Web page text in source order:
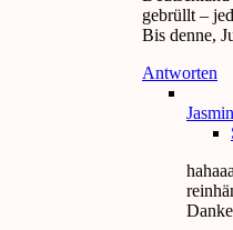
gebrüllt –
Bis denne,
Antworten